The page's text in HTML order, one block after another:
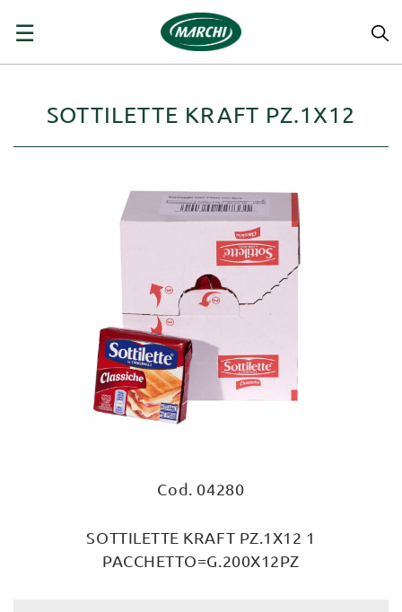
navigazione
☰
SOTTILETTE KRAFT PZ.1X12
Cod. 04280
SOTTILETTE KRAFT PZ.1X12 1
PACCHETTO=G.200X12PZ